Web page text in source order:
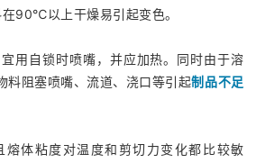
90℃以上干燥易引起变色。
用自锁时喷嘴，并应加热。同时由于溶
料阻塞喷嘴、流道、浇口等引起制品不足
体粘度对温度和剪切力变化都比较敏